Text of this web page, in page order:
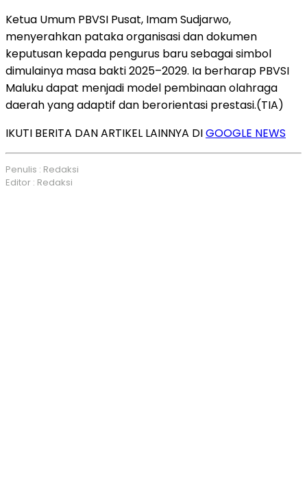
Ketua Umum PBVSI Pusat, Imam Sudjarwo,
menyerahkan pataka organisasi dan dokumen
keputusan kepada pengurus baru sebagai simbol
dimulainya masa bakti 2025–2029. Ia berharap PBVSI
Maluku dapat menjadi model pembinaan olahraga
daerah yang adaptif dan berorientasi prestasi.(TIA)
IKUTI BERITA DAN ARTIKEL LAINNYA DIGOOGLE NEWS
Penulis : Redaksi
Editor : Redaksi